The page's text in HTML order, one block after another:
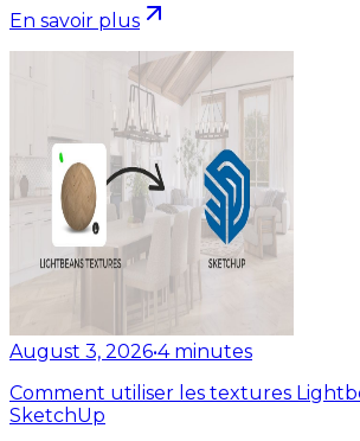
En savoir plus
August 3, 2026•4 minutes
Comment utiliser les textures
SketchUp